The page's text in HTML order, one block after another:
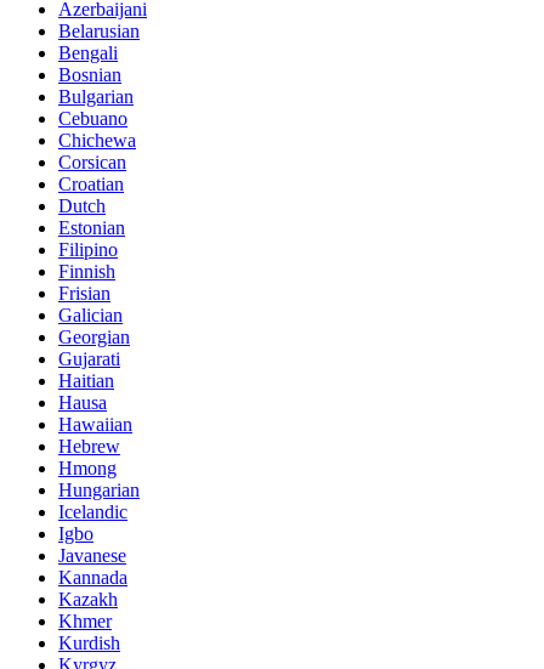
Azerbaijani
Belarusian
Bengali
Bosnian
Bulgarian
Cebuano
Chichewa
Corsican
Croatian
Dutch
Estonian
Filipino
Finnish
Frisian
Galician
Georgian
Gujarati
Haitian
Hausa
Hawaiian
Hebrew
Hmong
Hungarian
Icelandic
Igbo
Javanese
Kannada
Kazakh
Khmer
Kurdish